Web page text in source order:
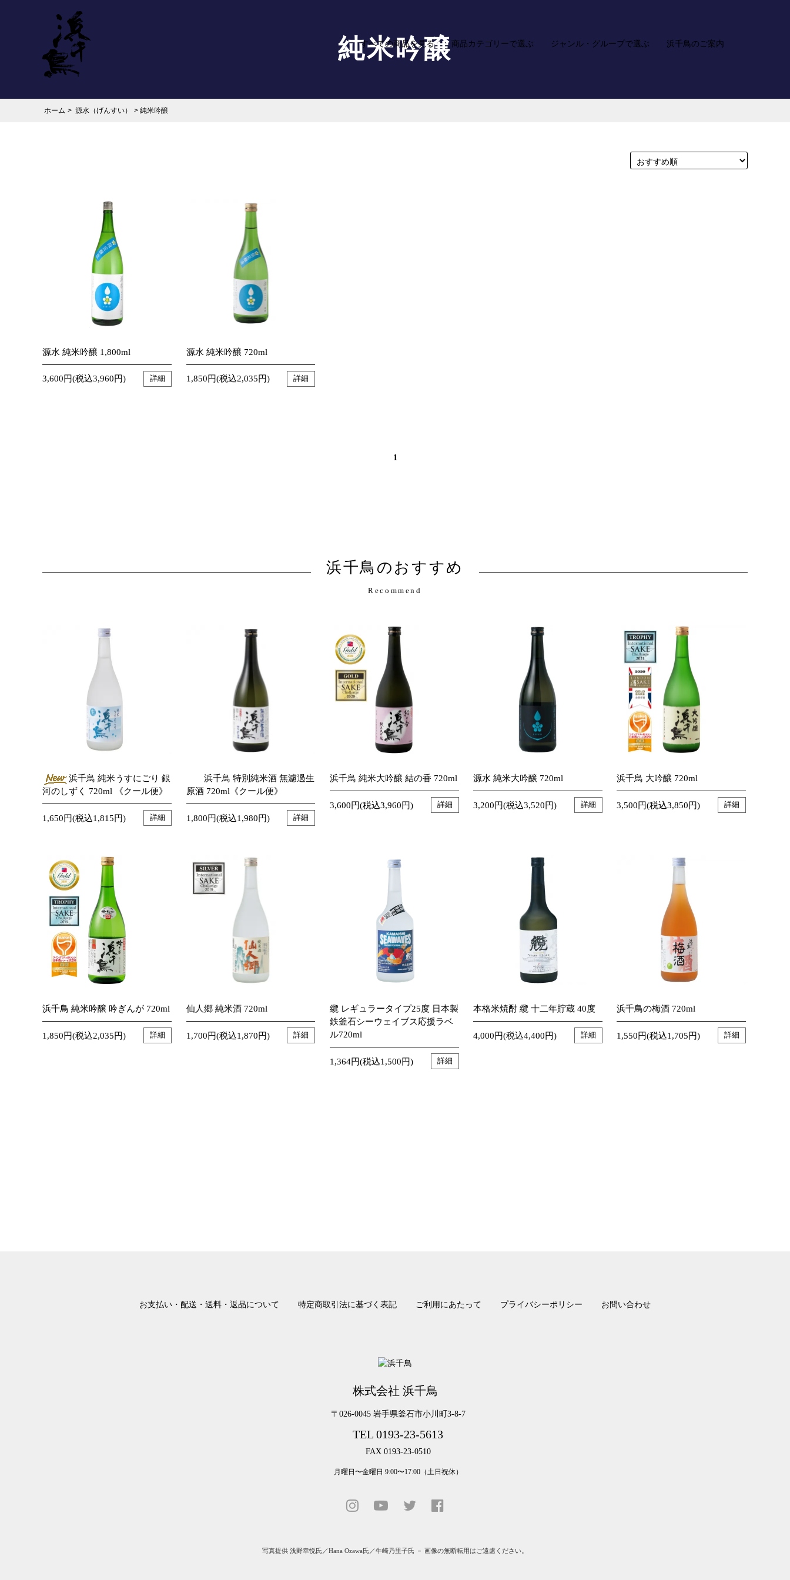
すべての商品を見る 商品カテゴリーで選ぶ ジャンル・グループで選ぶ 浜千鳥のご案内
純米吟醸
ホーム > 源水（げんすい） > 純米吟醸
源水 純米吟醸 1,800ml
3,600円(税込3,960円) 詳細
源水 純米吟醸 720ml
1,850円(税込2,035円) 詳細
1
浜千鳥のおすすめ
Recommend
浜千鳥 純米うすにごり 銀
河のしずく 720ml 《クール便》
1,650円(税込1,815円) 詳細
浜千鳥 特別純米酒 無濾過生
原酒 720ml《クール便》
1,800円(税込1,980円) 詳細
浜千鳥 純米大吟醸 結の香 720ml
3,600円(税込3,960円) 詳細
源水 純米大吟醸 720ml
3,200円(税込3,520円) 詳細
浜千鳥 大吟醸 720ml
3,500円(税込3,850円) 詳細
浜千鳥 純米吟醸 吟ぎんが 720ml
1,850円(税込2,035円) 詳細
仙人郷 純米酒 720ml
1,700円(税込1,870円) 詳細
纜 レギュラータイプ25度 日本製
鉄釜石シーウェイブス応援ラベ
ル720ml
1,364円(税込1,500円) 詳細
本格米焼酎 纜 十二年貯蔵 40度
4,000円(税込4,400円) 詳細
浜千鳥の梅酒 720ml
1,550円(税込1,705円) 詳細
お支払い・配送・送料・返品について 特定商取引法に基づく表記 ご利用にあたって プライバシーポリシー お問い合わせ
株式会社 浜千鳥
〒026-0045 岩手県釜石市小川町3-8-7
TEL 0193-23-5613
FAX 0193-23-0510
月曜日〜金曜日 9:00〜17:00（土日祝休）
写真提供 浅野幸悦氏 ／Hana Ozawa氏 ／牛崎乃里子氏 － 画像の無断転用はご遠慮ください。